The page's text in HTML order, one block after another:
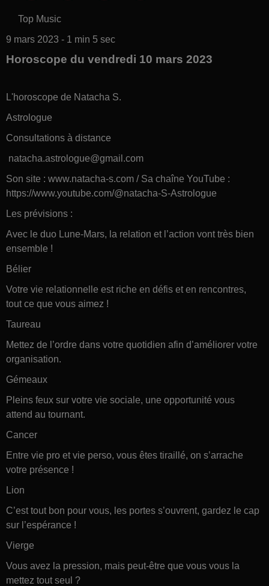
Top Music
9 mars 2023 - 1 min 5 sec
Horoscope du vendredi 10 mars 2023
L'horoscope de Natacha S.
Astrologue
Consultations à distance
natacha.astrologue@gmail.com
Son site : www.natacha-s.com / Sa chaîne YouTube :
https://www.youtube.com/@natacha-S-Astrologue
Les prévisions :
Avec le duo Lune-Mars, la relation et l’action vont très bien
ensemble !
Bélier
Votre vie relationnelle est riche en défis et en rencontres,
tout ce que vous aimez !
Taureau
Mettez de l’ordre dans votre quotidien afin d’améliorer votre
organisation.
Gémeaux
Pleins feux sur votre vie sociale, une opportunité vous
attend au tournant.
Cancer
Entre vie pro et vie perso, vous êtes tiraillé, on s’arrache
votre présence !
Lion
C’est tout bon pour vous, les portes s’ouvrent, gardez le cap
sur l’espérance !
Vierge
Vous avez la pression, mais peut-être que vous vous la
mettez tout seul ?